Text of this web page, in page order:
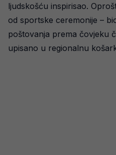
ljudskošću inspirisao.
od sportske ceremonije –
poštovanja prema čovjeku
upisano u regionalnu